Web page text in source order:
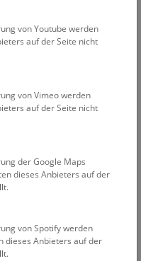
zur
Altersbestimmung,
Archäometallurgie)
von nationalen und
entgegen!
von Youtube werden
auf der Seite nicht
von Vimeo werden
auf der Seite nicht
der Google Maps
dieses Anbieters auf der
von Spotify werden
dieses Anbieters auf der